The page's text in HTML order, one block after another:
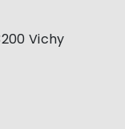
Vichy